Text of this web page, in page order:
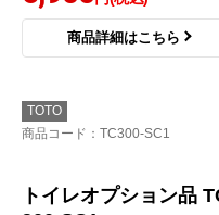
トイレオプション品 TC
300-NG2
6,900 円(税込)